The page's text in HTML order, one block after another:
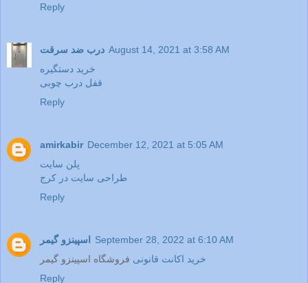
Reply
درب ضد سرقت August 14, 2021 at 3:58 AM
خرید دستگیره
قفل درب چوبی
Reply
amirkabir December 12, 2021 at 5:05 AM
پلن سایت
طراحی سایت در کرج
Reply
اسپینزو گیمر
September 28, 2022 at 6:10 AM
خرید اکانت قانونی فروشگاه اسپینزو گیمر
Reply